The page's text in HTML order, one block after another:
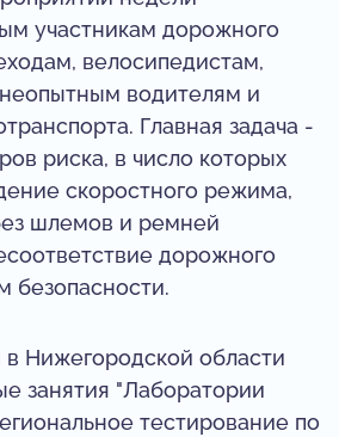
участникам дорожного
велосипедистам,
водителям и
Главная задача -
риска, в число которых
скоростного режима,
шлемов и ремней
дорожного
безопасности.
Нижегородской области
занятия "Лаборатории
тестирование по